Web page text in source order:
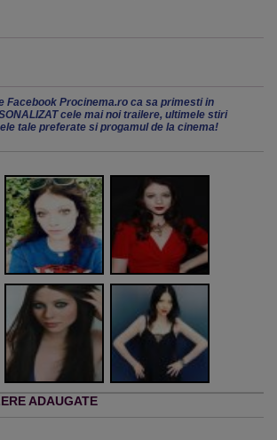
Facebook Procinema.ro ca sa primesti in
cele mai noi trailere, ultimele stiri
tale preferate si progamul de la cinema!
ADAUGATE